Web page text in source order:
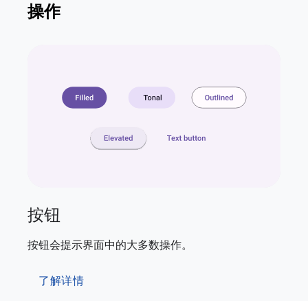
操作
按钮
按钮会提示界面中的大多数操作。
了解详情